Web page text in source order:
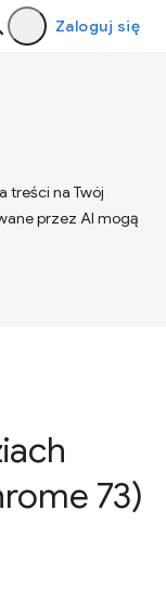
Zaloguj się
treści na Twój
przez AI mogą
73)